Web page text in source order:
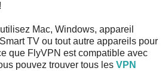
Mac, Windows, appareil
TV ou tout autre appareils pour
que FlyVPN est compatible avec
pouvez trouver tous les VPN